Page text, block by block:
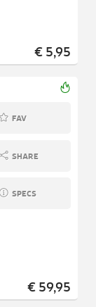
€ 5,95
FAV
SHARE
SPECS
€ 59,95